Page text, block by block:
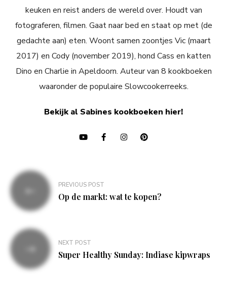
keuken en reist anders de wereld over. Houdt van
fotograferen, filmen. Gaat naar bed en staat op met (de
gedachte aan) eten. Woont samen zoontjes Vic (maart
2017) en Cody (november 2019), hond Cass en katten
Dino en Charlie in Apeldoorn. Auteur van 8 kookboeken
waaronder de populaire Slowcookerreeks.
Bekijk al Sabines kookboeken hier!
Bericht
navigatie
PREVIOUS POST
Op de markt: wat te kopen?
NEXT POST
Super Healthy Sunday: Indiase kipwraps